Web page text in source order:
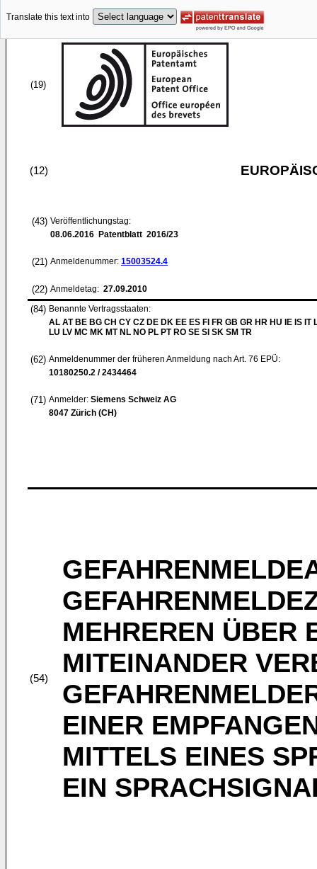
Translate this text into
(19)
(12)
(43) Veröffentlichungstag:
08.06.2016 Patentblatt 2016/23
(21) Anmeldenummer: 15003524.4
(22) Anmeldetag: 27.09.2010
(84) Benannte Vertragsstaaten:
AL AT BE BG CH CY CZ DE DK EE ES FI FR GB GR HR HU IE IS IT
LU LV MC MK MT NL NO PL PT RO SE SI SK SM TR
(62) Anmeldenummer der früheren Anmeldung nach Art. 76 EPÜ:
10180250.2 / 2434464
(71) Anmelder: Siemens Schweiz AG
8047 Zürich (CH)
(54)
MEHREREN ÜBER
MITEINANDER
EINER
MITTELS EINES
EIN